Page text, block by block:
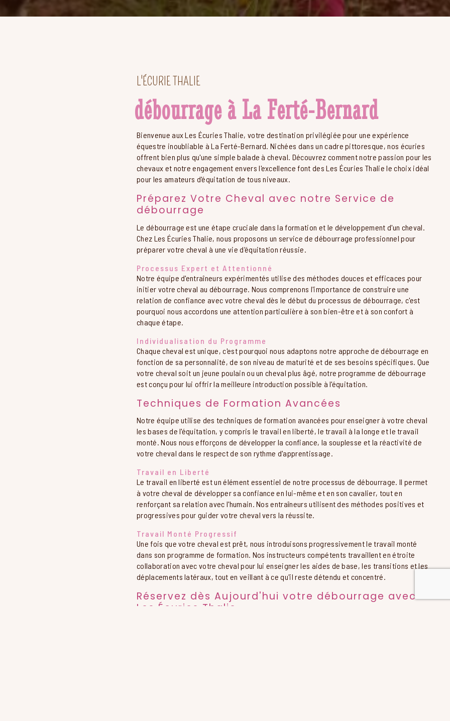
L'ÉCURIE THALIE
débourrage à La Ferté-Bernard
Bienvenue aux Les Écuries Thalie, votre destination privilégiée pour une expérience
équestre inoubliable à La Ferté-Bernard. Nichées dans un cadre pittoresque, nos écuries
offrent bien plus qu'une simple balade à cheval. Découvrez comment notre passion pour les
chevaux et notre engagement envers l'excellence font des Les Écuries Thalie le choix idéal
pour les amateurs d'équitation de tous niveaux.
Préparez Votre Cheval avec notre Service de
débourrage
Le débourrage est une étape cruciale dans la formation et le développement d'un cheval.
Chez Les Écuries Thalie, nous proposons un service de débourrage professionnel pour
préparer votre cheval à une vie d'équitation réussie.
Processus Expert et Attentionné
Notre équipe d'entraîneurs expérimentés utilise des méthodes douces et efficaces pour
initier votre cheval au débourrage. Nous comprenons l'importance de construire une
relation de confiance avec votre cheval dès le début du processus de débourrage, c'est
pourquoi nous accordons une attention particulière à son bien-être et à son confort à
chaque étape.
Individualisation du Programme
Chaque cheval est unique, c'est pourquoi nous adaptons notre approche de débourrage en
fonction de sa personnalité, de son niveau de maturité et de ses besoins spécifiques. Que
votre cheval soit un jeune poulain ou un cheval plus âgé, notre programme de débourrage
est conçu pour lui offrir la meilleure introduction possible à l'équitation.
Techniques de Formation Avancées
Notre équipe utilise des techniques de formation avancées pour enseigner à votre cheval
les bases de l'équitation, y compris le travail en liberté, le travail à la longe et le travail
monté. Nous nous efforçons de développer la confiance, la souplesse et la réactivité de
votre cheval dans le respect de son rythme d'apprentissage.
Travail en Liberté
Le travail en liberté est un élément essentiel de notre processus de débourrage. Il permet
à votre cheval de développer sa confiance en lui-même et en son cavalier, tout en
renforçant sa relation avec l'humain. Nos entraîneurs utilisent des méthodes positives et
progressives pour guider votre cheval vers la réussite.
Travail Monté Progressif
Une fois que votre cheval est prêt, nous introduisons progressivement le travail monté
dans son programme de formation. Nos instructeurs compétents travaillent en étroite
collaboration avec votre cheval pour lui enseigner les aides de base, les transitions et les
déplacements latéraux, tout en veillant à ce qu'il reste détendu et concentré.
Réservez dès Aujourd'hui votre débourrage avec
Les Écuries Thalie